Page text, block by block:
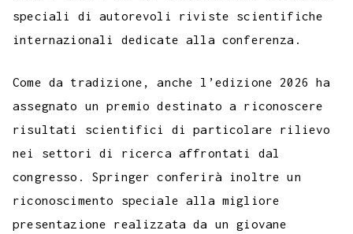
speciali di autorevoli riviste scientifiche
internazionali dedicate alla conferenza.
Come da tradizione, anche l’edizione 2026 ha
assegnato un premio destinato a riconoscere
risultati scientifici di particolare rilievo
nei settori di ricerca affrontati dal
congresso. Springer conferirà inoltre un
riconoscimento speciale alla migliore
presentazione realizzata da un giovane